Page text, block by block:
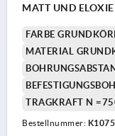
MATT UND
FARBE
MATERIAL
TRAGKRAFT N
Bestellnummer: